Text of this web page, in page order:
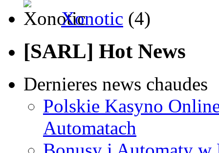
Xonotic (4)
[SARL] Hot News
Dernieres news chaudes
Polskie Kasyno
Automatach